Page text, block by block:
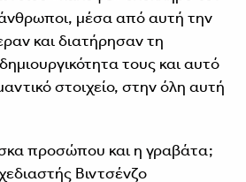
μέσα από αυτή την
και διατήρησαν τη
τους και αυτό
στοιχείο, στην όλη αυτή
προσώπου και η γραβάτα;
Βιντσένζο